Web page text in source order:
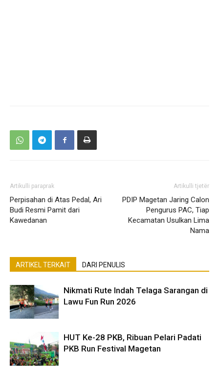
Artikulli paraprak
Perpisahan di Atas Pedal, Ari
Budi Resmi Pamit dari
Kawedanan
Artikulli tjetër
PDIP Magetan Jaring Calon
Pengurus PAC, Tiap
Kecamatan Usulkan Lima
Nama
ARTIKEL TERKAIT DARI PENULIS
Nikmati Rute Indah Telaga Sarangan di
Lawu Fun Run 2026
HUT Ke-28 PKB, Ribuan Pelari Padati
PKB Run Festival Magetan